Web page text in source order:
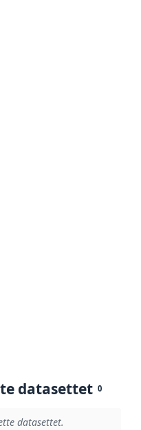
datasettet 0
datasettet.